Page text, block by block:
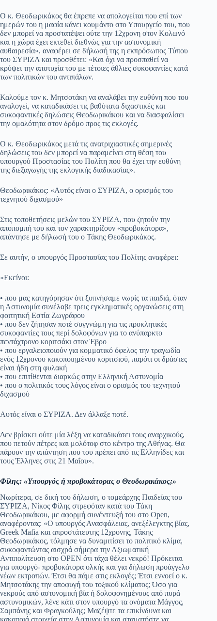
Ο κ. Θεοδωρικάκος θα έπρεπε να απολογείται που επί των
ημερών του η μαφία κάνει κουμάντο στο Υπουργείο του, που
δεν μπορεί να προστατέψει ούτε την 12χρονη στον Κολωνό
και η χώρα έχει εκτεθεί διεθνώς για την αστυνομική
αυθαιρεσία», αναφέρει σε δήλωσή της η εκπρόσωπος Τύπου
του ΣΥΡΙΖΑ και προσθέτει: «Και όχι να προσπαθεί να
κρύψει την αποτυχία του με τέτοιες άθλιες συκοφαντίες κατά
των πολιτικών του αντιπάλων.
Καλούμε τον κ. Μητσοτάκη να αναλάβει την ευθύνη που του
αναλογεί, να καταδικάσει τις βαθύτατα διχαστικές και
συκοφαντικές δηλώσεις Θεοδωρικάκου και να διασφαλίσει
την ομαλότητα στον δρόμο προς τις εκλογές.
Ο κ. Θεοδωρικάκος μετά τις ανατριχιαστικές σημερινές
δηλώσεις του δεν μπορεί να παραμείνει στη θέση του
υπουργού Προστασίας του Πολίτη που θα έχει την ευθύνη
της διεξαγωγής της εκλογικής διαδικασίας».
Θεοδωρικάκος: «Αυτός είναι ο ΣΥΡΙΖΑ, ο ορισμός του
τεχνητού διχασμού»
Στις τοποθετήσεις μελών του ΣΥΡΙΖΑ, που ζητούν την
αποπομπή του και τον χαρακτηρίζουν «προβοκάτορα»,
απάντησε με δήλωσή του ο Τάκης Θεοδωρικάκος.
Σε αυτήν, ο υπουργός Προστασίας του Πολίτης αναφέρει:
«Εκείνοι:
• που μας κατηγόρησαν ότι ξυπνήσαμε νωρίς τα παιδιά, όταν
η Αστυνομία συνέλαβε τρεις εγκληματικές οργανώσεις στη
φοιτητική Εστία Ζωγράφου
• που δεν ζήτησαν ποτέ συγγνώμη για τις προκλητικές
συκοφαντίες τους περί δολοφόνων για το ανύπαρκτο
πεντάχτρονο κοριτσάκι στον Έβρο
• που εργαλειοποιούν για κομματικό όφελος την τραγωδία
ενός 12χρονου κακοποιημένου κοριτσιού, παρότι οι δράστες
είναι ήδη στη φυλακή
• που επιτίθενται διαρκώς στην Ελληνική Αστυνομία
• που ο πολιτικός τους λόγος είναι ο ορισμός του τεχνητού
διχασμού
Αυτός είναι ο ΣΥΡΙΖΑ. Δεν άλλαξε ποτέ.
Δεν βρίσκει ούτε μία λέξη να καταδικάσει τους αναρχικούς,
που πετούν πέτρες και μολότοφ στο κέντρο της Αθήνας. Θα
πάρουν την απάντηση που του πρέπει από τις Ελληνίδες και
τους Έλληνες στις 21 Μαΐου».
Φίλης: «Υπουργός ή προβοκάτορας ο Θεοδωρικάκος;»
Νωρίτερα, σε δική του δήλωση, ο τομεάρχης Παιδείας του
ΣΥΡΙΖΑ, Νίκος Φίλης στρεφόταν κατά του Τάκη
Θεοδωρικάκου, με αφορμή συνέντευξή του στο Open,
αναφέροντας: «Ο υπουργός Ανασφάλειας, ανεξέλεγκτης βίας,
Greek Mafia και απροστάτευτης 12χρονης, Τάκης
Θεοδωρικάκος, τόλμησε να δυναμιτίσει το πολιτικό κλίμα,
συκοφαντώντας αισχρά σήμερα την Αξιωματική
Αντιπολίτευση στο OPEN ότι τάχα θέλει νεκρό! Πρόκειται
για υπουργό- προβοκάτορα ολκής και για δήλωση προάγγελο
νέων εκτροπών. Έτσι θα πάμε στις εκλογές; Έτσι εννοεί ο κ.
Μητσοτάκης την αποφυγή του τοξικού κλίματος; Όσο για
νεκρούς από αστυνομική βία ή δολοφονημένους από πυρά
αστυνομικών, λένε κάτι στον υπουργό τα ονόματα Μάγγος,
Σαμπάνης και Φραγκούλης; Μαζέψτε τα επικίνδυνα και
κακοποιά στοιχεία στην Αστυνομία και σταματήστε να